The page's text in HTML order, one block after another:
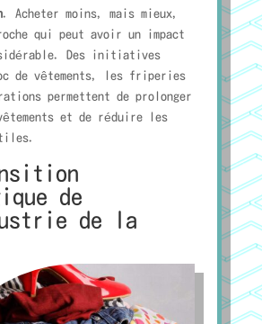
. Acheter moins, mais mieux,
qui peut avoir un impact
Des initiatives
de vêtements, les friperies
permettent de prolonger
et de réduire les
de
de la